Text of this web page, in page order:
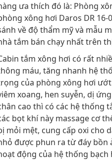
ưa thích đó là: Phòng
xông hơi Daros DR
về độ thẩm mỹ và mẫu
tắm bán chạy nhất trên
tắm xông hơi có rất
máu, tăng nhanh hệ
của phòng xông hơi
xoang, hen suyễn, dị
cao thì có các hệ thống
bọt khí này massage cơ
mỏi mệt, cung cấp oxi cho
được phun ra từ đáy bồn
động của hệ thống